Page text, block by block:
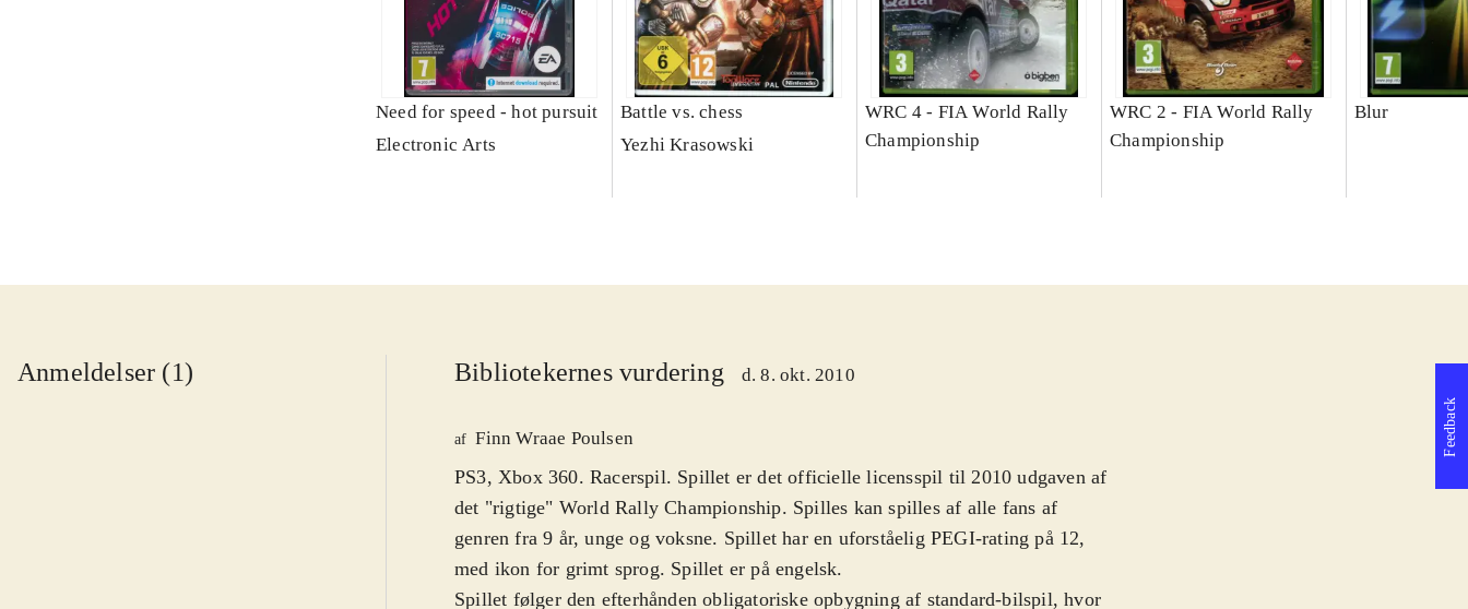
Need for speed - hot pursuit
Electronic Arts
Battle vs. chess
Yezhi Krasowski
WRC 4 - FIA World Rally
Championship
WRC 2 - FIA World Rally
Championship
Blur
Anmeldelser (1) Bibliotekernes vurdering d. 8. okt. 2010
af Finn Wraae Poulsen
PS3, Xbox 360. Racerspil. Spillet er det officielle licensspil til 2010 udgaven af
det "rigtige" World Rally Championship. Spilles kan spilles af alle fans af
genren fra 9 år, unge og voksne. Spillet har en uforståelig PEGI-rating på 12,
med ikon for grimt sprog. Spillet er på engelsk.
Spillet følger den efterhånden obligatoriske opbygning af standard-bilspil, hvor
Feedback